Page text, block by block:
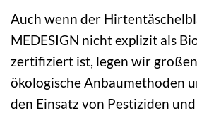
Auch wenn der
MEDESIGN nicht explizit als
zertifiziert ist, legen wir
ökologische Anbaumethoden
den Einsatz von Pestiziden